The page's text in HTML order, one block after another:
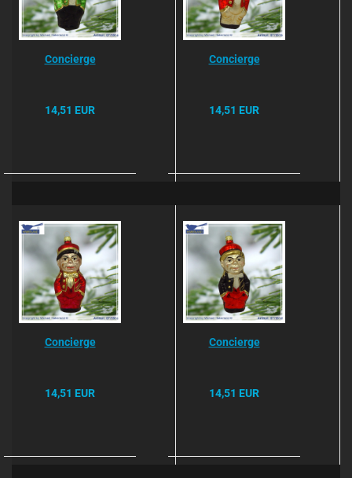
Concierge
14,51 EUR
Concierge
14,51 EUR
Concierge
14,51 EUR
Concierge
14,51 EUR